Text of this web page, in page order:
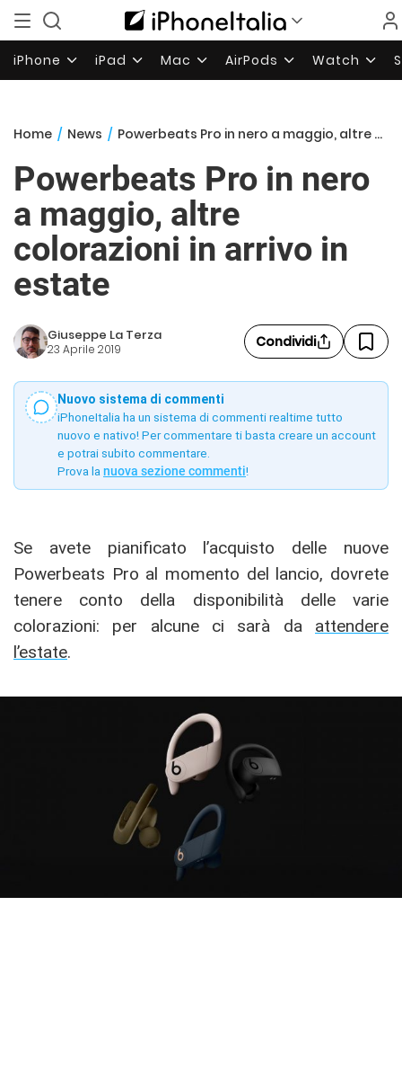
iPhone iPad Mac AirPods Watch
Home / News / Powerbeats Pro in nero a maggio, altre colorazioni in arrivo in estate
Powerbeats Pro in nero
a maggio, altre
colorazioni in arrivo in
estate
Giuseppe La Terza
23 Aprile 2019 Condividi
Nuovo sistema di commenti
iPhoneItalia ha un sistema di commenti realtime tutto
nuovo e nativo! Per commentare ti basta creare un account
e potrai subito commentare.
Prova la nuova sezione commenti!
Se avete pianificato l’acquisto delle nuove
Powerbeats Pro al momento del lancio, dovrete
tenere conto della disponibilità delle varie
colorazioni: per alcune ci sarà da attendere
l’estate.